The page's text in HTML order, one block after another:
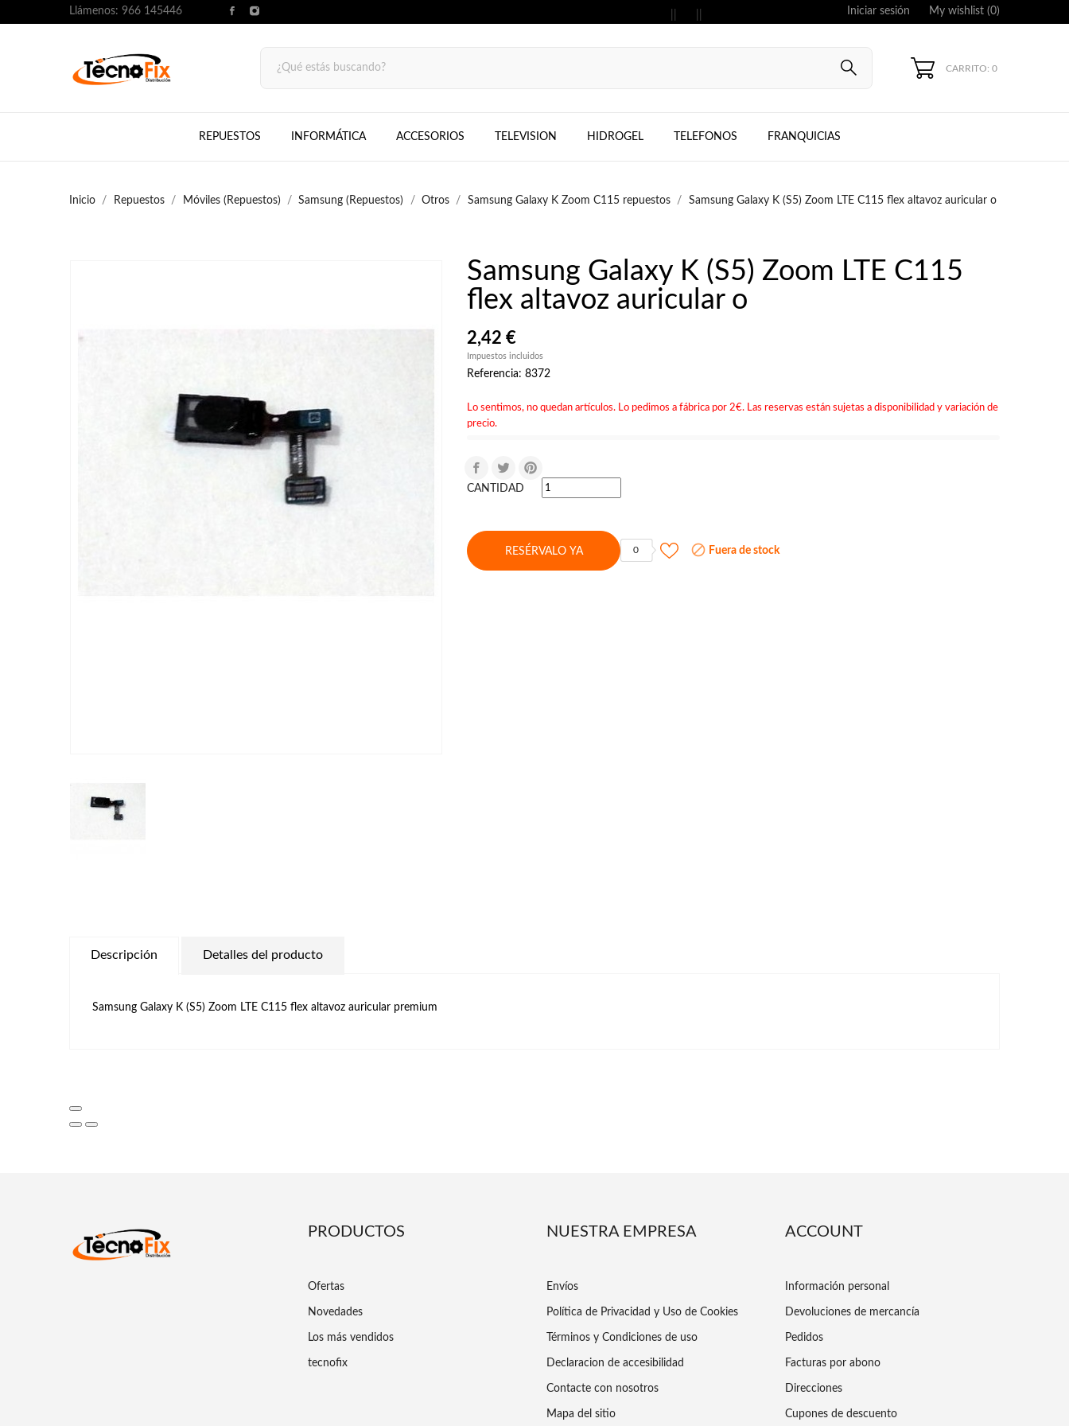
Llámenos: 966 145446 Iniciar sesión My wishlist (0)
CARRITO: 0
REPUESTOS INFORMÁTICA ACCESORIOS TELEVISION HIDROGEL TELEFONOS FRANQUICIAS
Inicio Repuestos Móviles (Repuestos) Samsung (Repuestos) Otros Samsung Galaxy K Zoom C115 repuestos Samsung Galaxy K (S5) Zoom LTE C115 flex altavoz auricular o
Samsung Galaxy K (S5) Zoom LTE C115
flex altavoz auricular o
2,42 €
Impuestos incluidos
Referencia: 8372
Lo sentimos, no quedan artículos. Lo pedimos a fábrica por 2€. Las reservas están sujetas a disponibilidad y variación de
precio.
CANTIDAD
RESÉRVALO YA 0  Fuera de stock
Descripción Detalles del producto
Samsung Galaxy K (S5) Zoom LTE C115 flex altavoz auricular premium
PRODUCTOS
Ofertas
Novedades
Los más vendidos
tecnofix
NUESTRA EMPRESA
Envíos
Política de Privacidad y Uso de Cookies
Términos y Condiciones de uso
Declaracion de accesibilidad
Contacte con nosotros
Mapa del sitio
ACCOUNT
Información personal
Devoluciones de mercancía
Pedidos
Facturas por abono
Direcciones
Cupones de descuento